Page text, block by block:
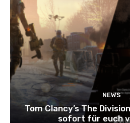
NEWS
Tom Clancy’s The
sofort für euch